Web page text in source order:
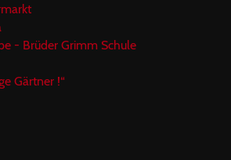
- Brüder Grimm Schule
Gärtner !“